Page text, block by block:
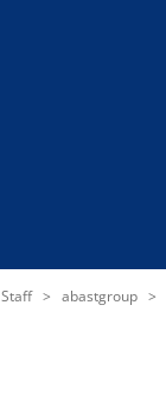
Staff > abastgroup >